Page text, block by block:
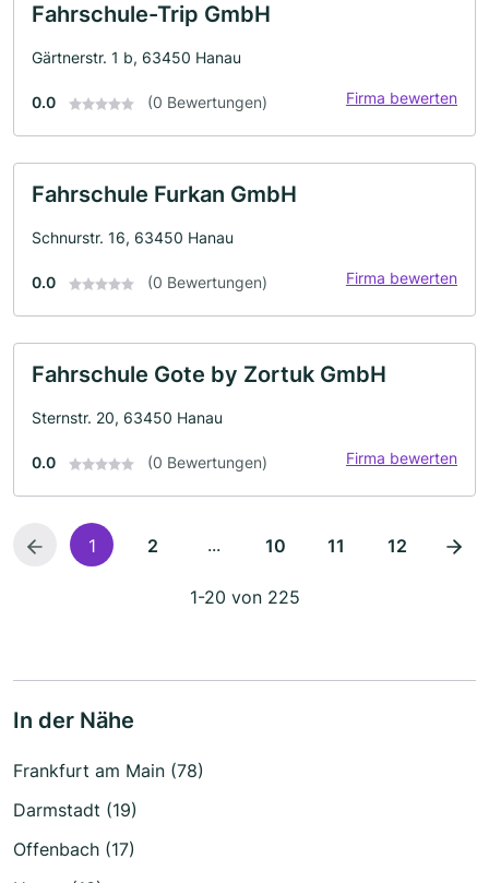
Fahrschule-Trip GmbH
Gärtnerstr. 1 b, 63450 Hanau
0.0 (0 Bewertungen) Firma bewerten
Fahrschule Furkan GmbH
Schnurstr. 16, 63450 Hanau
0.0 (0 Bewertungen) Firma bewerten
Fahrschule Gote by Zortuk GmbH
Sternstr. 20, 63450 Hanau
0.0 (0 Bewertungen) Firma bewerten
1 2 ... 10 11 12
1-20 von 225
In der Nähe
Frankfurt am Main (78)
Darmstadt (19)
Offenbach (17)